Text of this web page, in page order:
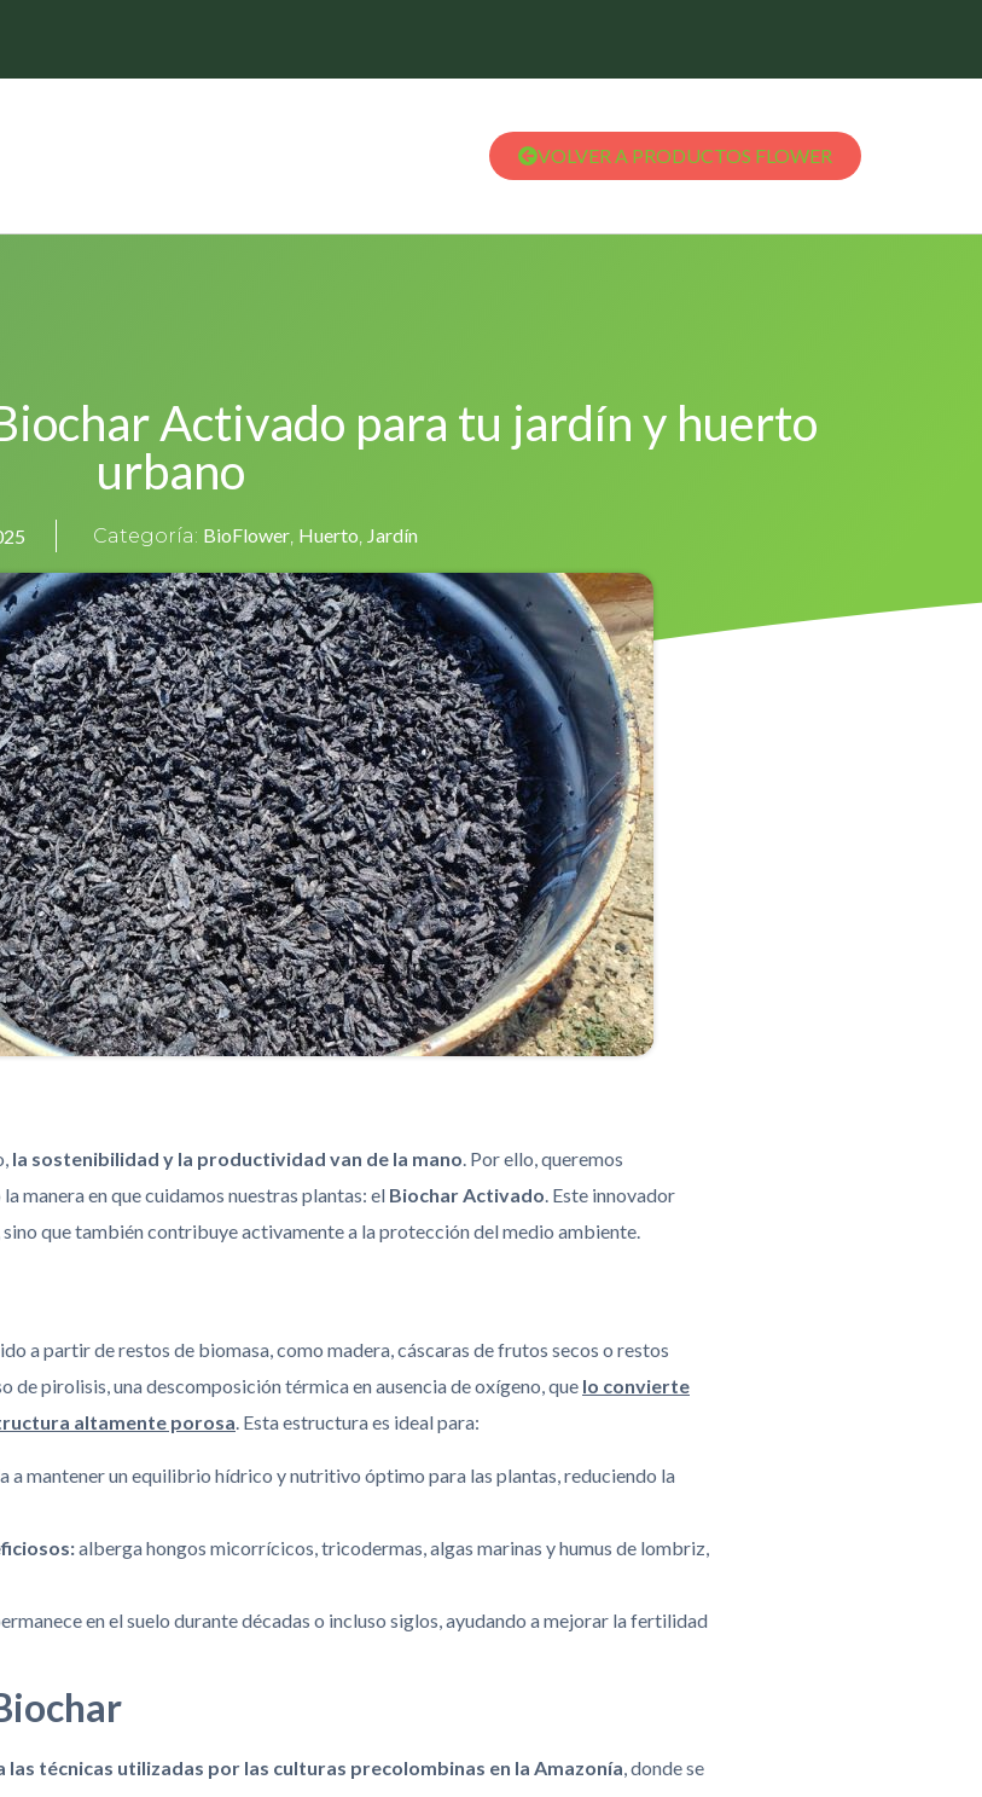
VOLVER A PRODUCTOS FLOWER
Activado para tu jardín y huerto
urbano
Categoría: BioFlower, Huerto, Jardín
la sostenibilidad y la productividad van de la mano . Por ello, queremos
manera en que cuidamos nuestras plantas: el Biochar Activado . Este innovador
que también contribuye activamente a la protección del medio ambiente.
a partir de restos de biomasa, como madera, cáscaras de frutos secos o restos
de pirolisis, una descomposición térmica en ausencia de oxígeno, que lo convierte
altamente porosa. Esta estructura es ideal para:
a mantener un equilibrio hídrico y nutritivo óptimo para las plantas, reduciendo la
alberga hongos micorrícicos, tricodermas, algas marinas y humus de lombriz,
en el suelo durante décadas o incluso siglos, ayudando a mejorar la fertilidad
las técnicas utilizadas por las culturas precolombinas en la Amazonía, donde se